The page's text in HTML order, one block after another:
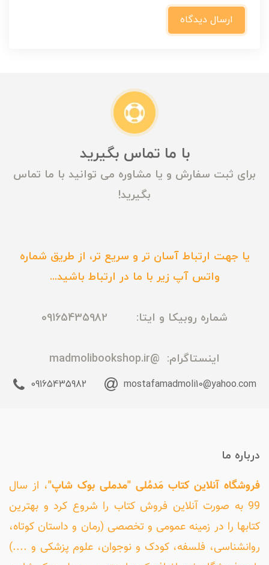
ارسال دیدگاه
با ما تماس بگیرید
برای ثبت سفارش و یا مشاوره می توانید با ما تماس
بگیرید!
یا جهت ارتباط آسان تر و سریع تر، از طریق شماره
واتس آپ زیر با ما در ارتباط باشید...
شماره روبیکا و ایتا: 09165435982
اینستاگرام: @madmolibookshop.ir
mostafamadmoli10@yahoo.com
09165435982
درباره ما
فروشگاه آنلاین کتاب مَدمُلی "مدملی بوک شاپ"، از سال
99 به صورت آنلاین فروش کتاب را شروع کرد و بهترین
کتابها را در زمینه عمومی و تخصصی (رمان و داستان کوتاه،
روانشناسی، فلسفه، کودک و نوجوان، علوم پزشکی و ....)